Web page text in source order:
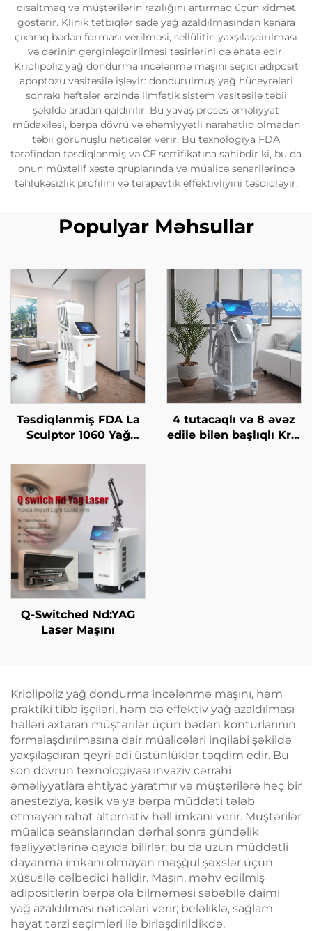
qısaltmaq və müştərilərin razılığını artırmaq üçün xidmət
göstərir. Klinik tətbiqlər sadə yağ azaldılmasından kənara
çıxaraq bədən forması verilməsi, sellülitin yaxşılaşdırılması
və dərinin gərginləşdirilməsi təsirlərini də əhatə edir.
Kriolipoliz yağ dondurma incələnmə maşını seçici adiposit
apoptozu vasitəsilə işləyir: dondurulmuş yağ hüceyrələri
sonrakı həftələr ərzində limfatik sistem vasitəsilə təbii
şəkildə aradan qaldırılır. Bu yavaş proses əməliyyat
müdaxiləsi, bərpa dövrü və əhəmiyyətli narahatlıq olmadan
təbii görünüşlü nəticələr verir. Bu texnologiya FDA
tərəfindən təsdiqlənmiş və CE sertifikatına sahibdir ki, bu da
onun müxtəlif xəstə qruplarında və müalicə senarilərində
təhlükəsizlik profilini və terapevtik effektivliyini təsdiqləyir.
Populyar Məhsullar
Təsdiqlənmiş FDA La
Sculptor 1060 Yağ
nm Diod Laser Bədən
Forması Yaradan
Zəiflətmə Maşını
4 tutacaqlı və 8 əvəz
edilə bilən başlıqlı Krio
Q-Switched Nd:YAG
Laser Maşını
Kriolipoliz yağ dondurma incələnmə maşını, həm
praktiki tibb işçiləri, həm də effektiv yağ azaldılması
həlləri axtaran müştərilər üçün bədən konturlarının
formalaşdırılmasına dair müalicələri inqilabi şəkildə
yaxşılaşdıran qeyri-adi üstünlüklər təqdim edir. Bu
son dövrün texnologiyası invaziv cərrahi
əməliyyatlara ehtiyac yaratmır və müştərilərə heç bir
anesteziya, kəsik və ya bərpa müddəti tələb
etməyən rahat alternativ həll imkanı verir. Müştərilər
müalicə seanslarından dərhal sonra gündəlik
fəaliyyətlərinə qayıda bilirlər; bu da uzun müddətli
dayanma imkanı olmayan məşğul şəxslər üçün
xüsusilə cəlbedici həlldir. Maşın, məhv edilmiş
adipositlərin bərpa ola bilməməsi səbəbilə daimi
yağ azaldılması nəticələri verir; beləliklə, sağlam
həyat tərzi seçimləri ilə birləşdirildikdə,